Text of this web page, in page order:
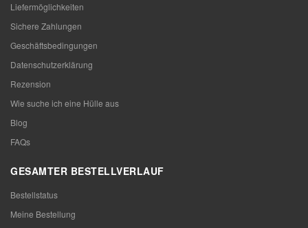
Liefermöglichkeiten
Sichere Zahlungen
Geschäftsbedingungen
Datenschutzerklärung
Rezension
Wie suche ich eine Hülle aus
Blog
FAQs
GESAMTER BESTELLVERLAUF
Bestellstatus
Meine Bestellung